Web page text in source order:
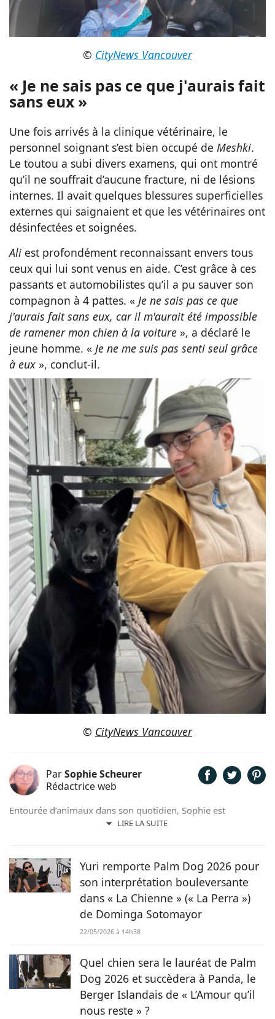
© CityNews Vancouver
« Je ne sais pas ce que j'aurais fait
sans eux »
Une fois arrivés à la clinique vétérinaire, le
personnel soignant s’est bien occupé de Meshki.
Le toutou a subi divers examens, qui ont montré
qu’il ne souffrait d’aucune fracture, ni de lésions
internes. Il avait quelques blessures superficielles
externes qui saignaient et que les vétérinaires ont
désinfectées et soignées.
Ali est profondément reconnaissant envers tous
ceux qui lui sont venus en aide. C’est grâce à ces
passants et automobilistes qu’il a pu sauver son
compagnon à 4 pattes. « Je ne sais pas ce que
j'aurais fait sans eux, car il m'aurait été impossible
de ramener mon chien à la voiture », a déclaré le
jeune homme. « Je ne me suis pas senti seul grâce
à eux », conclut-il.
© CityNews Vancouver
ParSophie Scheurer
Rédactrice web
LIRE LA SUITE
Entourée d’animaux dans son quotidien, Sophie est
également passionnée de mots. Son amour pour les
précaire. Maya la croisée Labrador-Border Collie a été
retrouvée errante par la SPA et Hatchi, le chien Arbi, a été
sauvé de Tunisie. À ses yeux, ses 2 chiens, son chat et ses
lapins font partie intégrante de sa vie et de sa famille ! C’est
donc sans hésiter qu’elle a décidé de mettre sa plume au
service de Chien.fr.
Yuri remporte Palm Dog 2026 pour
son interprétation bouleversante
dans « La Chienne » (« La Perra »)
de Dominga Sotomayor
22/05/2026 à 14h38
Quel chien sera le lauréat de Palm
Dog 2026 et succèdera à Panda, le
Berger Islandais de « L’Amour qu’il
nous reste » ?